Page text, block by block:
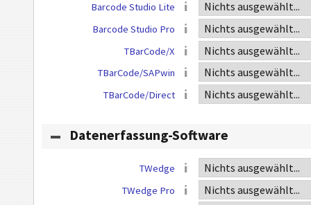
Barcode Studio Lite
Barcode Studio Pro
TBarCode/X
TBarCode/SAPwin
TBarCode/Direct
Datenerfassung-Software
TWedge
TWedge Pro